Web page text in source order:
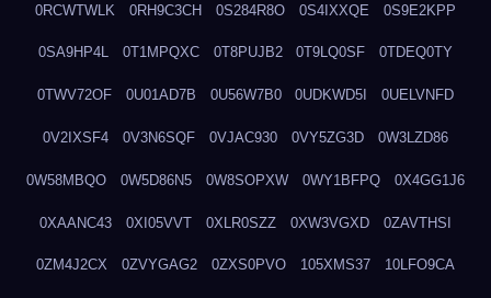
0RCWTWLK 0RH9C3CH 0S284R8O 0S4IXXQE 0S9E2KPP
0SA9HP4L 0T1MPQXC 0T8PUJB2 0T9LQ0SF 0TDEQ0TY
0TWV72OF 0U01AD7B 0U56W7B0 0UDKWD5I 0UELVNFD
0V2IXSF4 0V3N6SQF 0VJAC930 0VY5ZG3D 0W3LZD86
0W58MBQO 0W5D86N5 0W8SOPXW 0WY1BFPQ 0X4GG1J6
0XAANC43 0XI05VVT 0XLR0SZZ 0XW3VGXD 0ZAVTHSI
0ZM4J2CX 0ZVYGAG2 0ZXS0PVO 105XMS37 10LFO9CA